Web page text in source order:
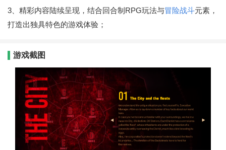
3、精彩内容陆续呈现，结合回合制RPG玩法与冒险战斗元素，
打造出独具特色的游戏体验；
游戏截图